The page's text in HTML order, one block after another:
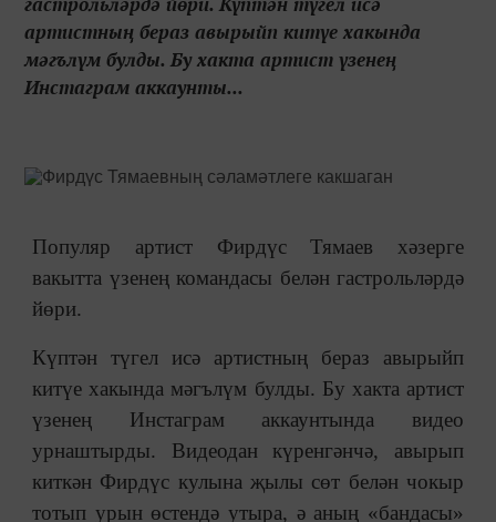
артистның бераз авырыйп китүе хакында
мәгълүм булды. Бу хакта артист үзенең
Инстаграм аккаунты...
Популяр артист Фирдүс Тямаев хәзерге
вакытта үзенең командасы белән гастрольләрдә
йөри.
Күптән түгел исә артистның бераз авырыйп
китүе хакында мәгълүм булды. Бу хакта артист
үзенең Инстаграм аккаунтында видео
урнаштырды. Видеодан күренгәнчә, авырып
киткән Фирдүс кулына җылы сөт белән чокыр
тотып урын өстендә утыра, ә аның «бандасы»